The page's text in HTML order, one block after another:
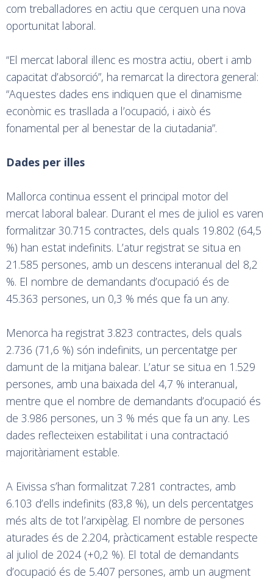
com treballadores en actiu que cerquen una nova
oportunitat laboral.
“El mercat laboral illenc es mostra actiu, obert i amb
capacitat d’absorció”, ha remarcat la directora general:
“Aquestes dades ens indiquen que el dinamisme
econòmic es trasllada a l’ocupació, i això és
fonamental per al benestar de la ciutadania”.
Dades per illes
Mallorca continua essent el principal motor del
mercat laboral balear. Durant el mes de juliol es varen
formalitzar 30.715 contractes, dels quals 19.802 (64,5
%) han estat indefinits. L’atur registrat se situa en
21.585 persones, amb un descens interanual del 8,2
%. El nombre de demandants d’ocupació és de
45.363 persones, un 0,3 % més que fa un any.
Menorca ha registrat 3.823 contractes, dels quals
2.736 (71,6 %) són indefinits, un percentatge per
damunt de la mitjana balear. L’atur se situa en 1.529
persones, amb una baixada del 4,7 % interanual,
mentre que el nombre de demandants d’ocupació és
de 3.986 persones, un 3 % més que fa un any. Les
dades reflecteixen estabilitat i una contractació
majoritàriament estable.
A Eivissa s’han formalitzat 7.281 contractes, amb
6.103 d’ells indefinits (83,8 %), un dels percentatges
més alts de tot l’arxipèlag. El nombre de persones
aturades és de 2.204, pràcticament estable respecte
al juliol de 2024 (+0,2 %). El total de demandants
d’ocupació és de 5.407 persones, amb un augment